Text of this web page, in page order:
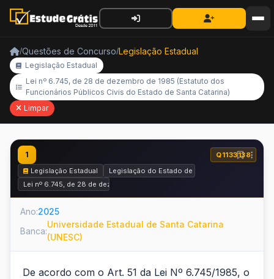
/Questões de Concurso/Legislação Estadual
Legislação Estadual
Lei nº 6.745, de 28 de dezembro de 1985 (Estatuto dos
Funcionários Públicos Civis do Estado de Santa Catarina)
Limpar
1
Q1133138
Legislação Estadual
Legislação do Estado de Santa Catarina
Lei nº 6.745, de 28 de dezembro de 1985 (Estatuto dos Funcionários
Ano:2025
Banca:
Universidade Estadual de Santa Catarina
(UNESC)
De acordo com o Art. 51 da Lei Nº 6.745/1985, o